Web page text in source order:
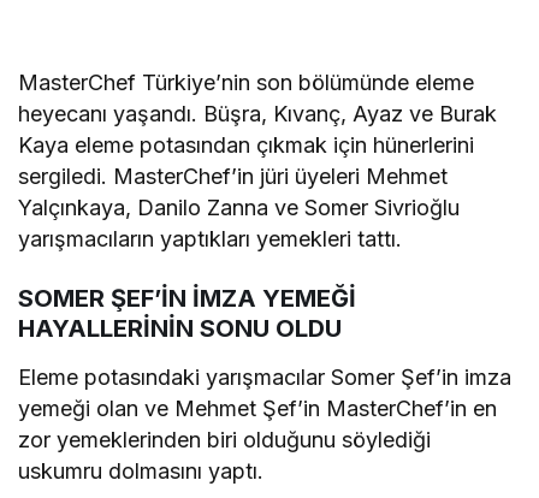
MasterChef Türkiye’nin son bölümünde eleme
heyecanı yaşandı. Büşra, Kıvanç, Ayaz ve Burak
Kaya eleme potasından çıkmak için hünerlerini
sergiledi. MasterChef’in jüri üyeleri Mehmet
Yalçınkaya, Danilo Zanna ve Somer Sivrioğlu
yarışmacıların yaptıkları yemekleri tattı.
SOMER ŞEF’İN İMZA YEMEĞİ
HAYALLERİNİN SONU OLDU
Eleme potasındaki yarışmacılar Somer Şef’in imza
yemeği olan ve Mehmet Şef’in MasterChef’in en
zor yemeklerinden biri olduğunu söylediği
uskumru dolmasını yaptı.